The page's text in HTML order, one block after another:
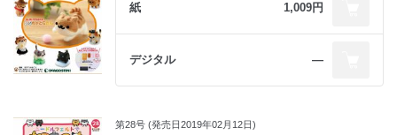
紙 1,009円
デジタル ―
第28号 (発売日2019年02月12日)